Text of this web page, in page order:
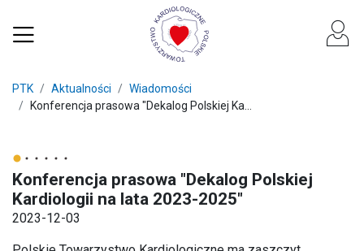
PTK Aktualności
Wiadomości
Konferencja prasowa "Dekalog Polskiej Ka...
Konferencja prasowa "Dekalog Polskiej
Kardiologii na lata 2023-2025"
2023-12-03